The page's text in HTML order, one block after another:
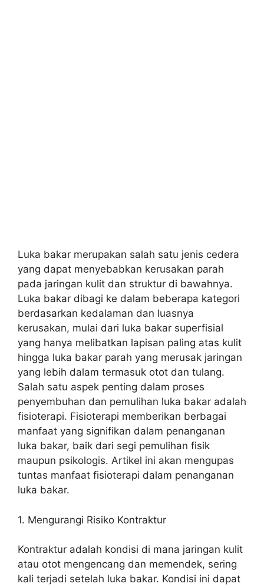
Luka bakar merupakan salah satu jenis cedera
yang dapat menyebabkan kerusakan parah
pada jaringan kulit dan struktur di bawahnya.
Luka bakar dibagi ke dalam beberapa kategori
berdasarkan kedalaman dan luasnya
kerusakan, mulai dari luka bakar superfisial
yang hanya melibatkan lapisan paling atas kulit
hingga luka bakar parah yang merusak jaringan
yang lebih dalam termasuk otot dan tulang.
Salah satu aspek penting dalam proses
penyembuhan dan pemulihan luka bakar adalah
fisioterapi. Fisioterapi memberikan berbagai
manfaat yang signifikan dalam penanganan
luka bakar, baik dari segi pemulihan fisik
maupun psikologis. Artikel ini akan mengupas
tuntas manfaat fisioterapi dalam penanganan
luka bakar.
1. Mengurangi Risiko Kontraktur
Kontraktur adalah kondisi di mana jaringan kulit
atau otot mengencang dan memendek, sering
kali terjadi setelah luka bakar. Kondisi ini dapat